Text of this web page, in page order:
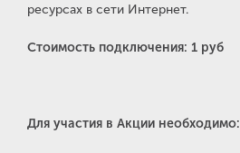
ресурсах в сети Интернет.
Стоимость подключения: 1 руб
Для участия в Акции необходимо: